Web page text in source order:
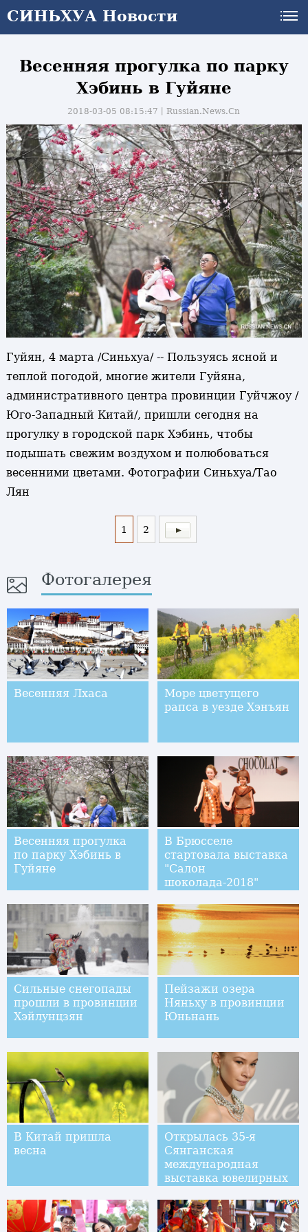
СИНЬХУА Новости
Весенняя прогулка по парку
Хэбинь в Гуйяне
2018-03-05 08:15:47丨Russian.News.Cn
Гуйян, 4 марта /Синьхуа/ -- Пользуясь ясной и
теплой погодой, многие жители Гуйяна,
административного центра провинции Гуйчжоу /
Юго-Западный Китай/, пришли сегодня на
прогулку в городской парк Хэбинь, чтобы
подышать свежим воздухом и полюбоваться
весенними цветами. Фотографии Синьхуа/Тао
Лян
1 2
Фотогалерея
Весенняя Лхаса
Море цветущего
рапса в уезде Хэнъян
Весенняя прогулка
по парку Хэбинь в
Гуйяне
В Брюсселе
стартовала выставка
"Салон
шоколада-2018"
Сильные снегопады
прошли в провинции
Хэйлунцзян
Пейзажи озера
Няньху в провинции
Юньнань
В Китай пришла
весна
Открылась 35-я
Сянганская
международная
выставка ювелирных